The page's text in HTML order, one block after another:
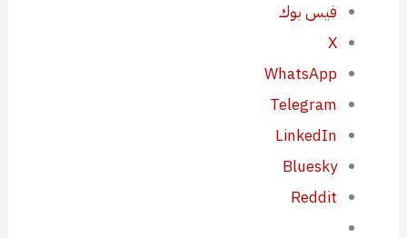
فيس بوك
X
WhatsApp
Telegram
LinkedIn
Bluesky
Reddit